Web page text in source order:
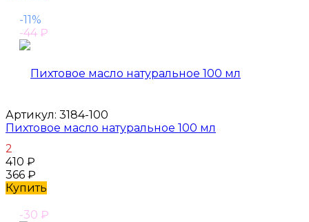
-11%
-44 ₽
Артикул: 3184-100
Пихтовое масло натуральное 100 мл
2
410 ₽
366 ₽
Купить
-30 ₽